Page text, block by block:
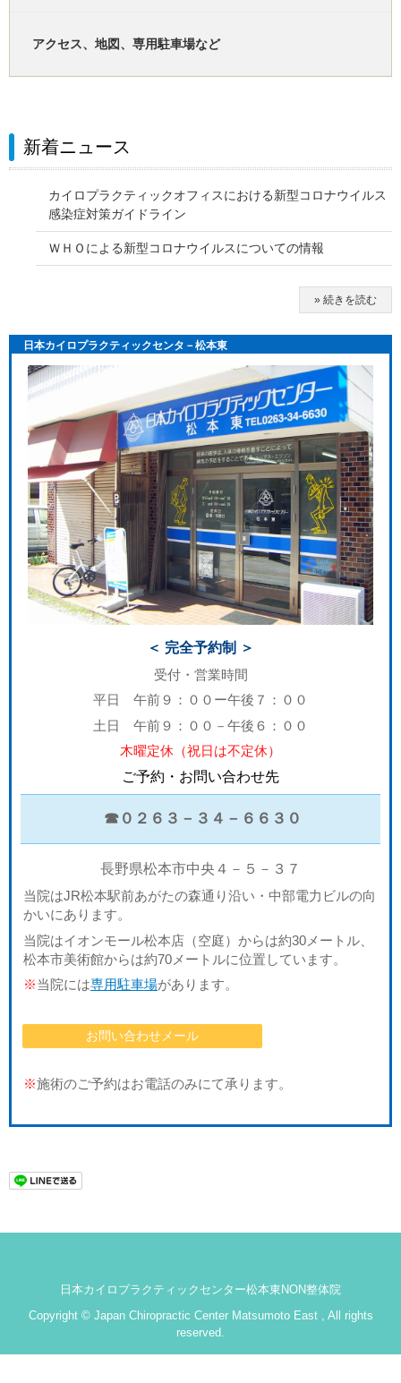
アクセス、地図、専用駐車場など
新着ニュース
カイロプラクティックオフィスにおける新型コロナウイルス
感染症対策ガイドライン
ＷＨＯによる新型コロナウイルスについての情報
» 続きを読む
日本カイロプラクティックセンタ－松本東
＜ 完全予約制 ＞
受付・営業時間
平日 午前９：００ー午後７：００
土日 午前９：００－午後６：００
木曜定休（祝日は不定休）
ご予約・お問い合わせ先
☎０２６３－３４－６６３０
長野県松本市中央４－５－３７
当院はJR松本駅前あがたの森通り沿い・中部電力ビルの向
かいにあります。
当院はイオンモール松本店（空庭）からは約30メートル、
松本市美術館からは約70メートルに位置しています。
※当院には専用駐車場があります。
お問い合わせメール
※施術のご予約はお電話のみにて承ります。
日本カイロプラクティックセンター松本東NON整体院
Copyright © Japan Chiropractic Center Matsumoto East , All rights
reserved.